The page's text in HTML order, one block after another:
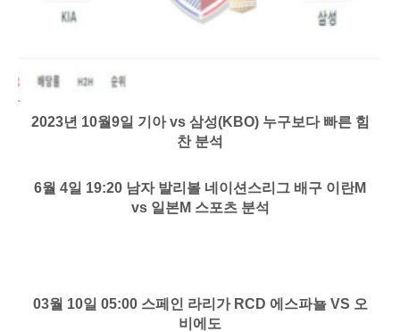
2023년 10월9일 기아 vs 삼성(KBO) 누구보다 빠른 힘
찬 분석
6월 4일 19:20 남자 발리볼 네이션스리그 배구 이란M
vs 일본M 스포츠 분석
03월 10일 05:00 스페인 라리가 RCD 에스파뇰 VS 오
비에도